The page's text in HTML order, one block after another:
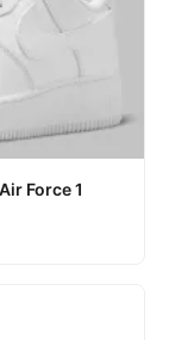
Force 1